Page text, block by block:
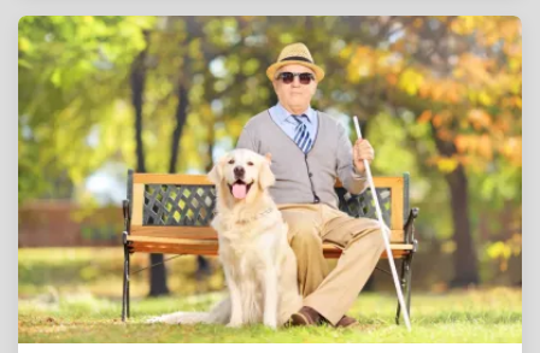
развитии стабильности сельских районов.
Причем не только в промышленно развитых
странах, но и в развивающихся. Кроме того,
они выполняют большинство работ по уходу
за детьми, пожилыми и больными.